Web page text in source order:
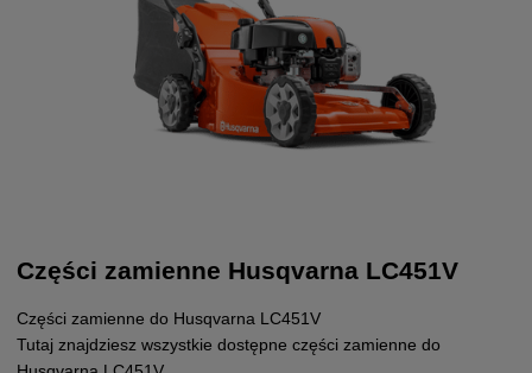
Części zamienne Husqvarna LC451V
Części zamienne do Husqvarna LC451V
Tutaj znajdziesz wszystkie dostępne części zamienne do